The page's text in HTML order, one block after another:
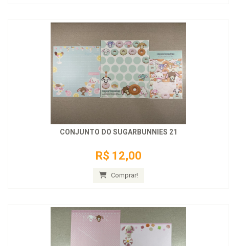
CONJUNTO DO SUGARBUNNIES 21
R$ 12,00
Comprar!